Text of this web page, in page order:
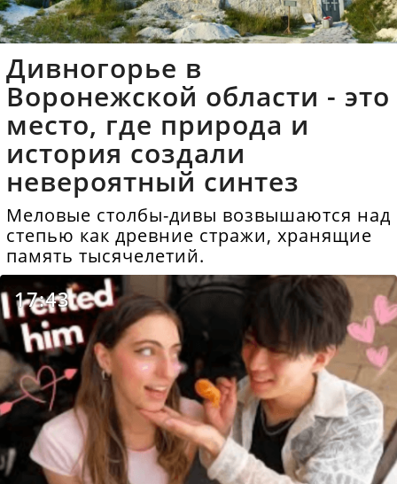
Дивногорье в
Воронежской области - это
место, где природа и
история создали
невероятный синтез
Меловые столбы-дивы возвышаются над
степью как древние стражи, хранящие
память тысячелетий.
17:43